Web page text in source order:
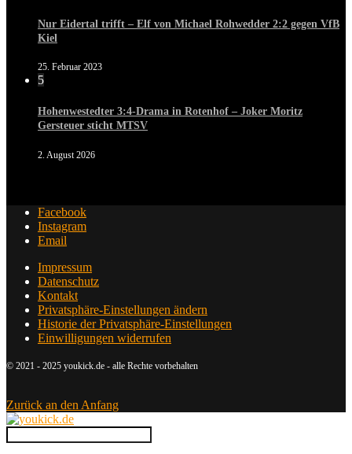
Nur Eidertal trifft – Elf von Michael Rohwedder 2:2 gegen VfB
Kiel
25. Februar 2023
5
Hohenwestedter 3:4-Drama in Rotenhof – Joker Moritz
Gersteuer sticht MTSV
2. August 2026
Facebook
Instagram
Email
Impressum
Datenschutz
Kontakt
Privatsphäre-Einstellungen ändern
Historie der Privatsphäre-Einstellungen
Einwilligungen widerrufen
© 2021 - 2025 youkick.de - alle Rechte vorbehalten
Zurück an den Anfang